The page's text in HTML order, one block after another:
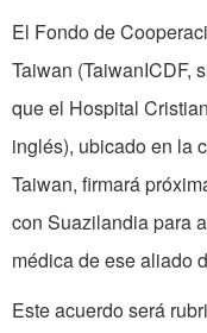
El Fondo de
Taiwan (TaiwanICDF,
que el Hospital
inglés), ubicado en la
Taiwan, firmará
con Suazilandia para
médica de ese aliado
Este acuerdo será